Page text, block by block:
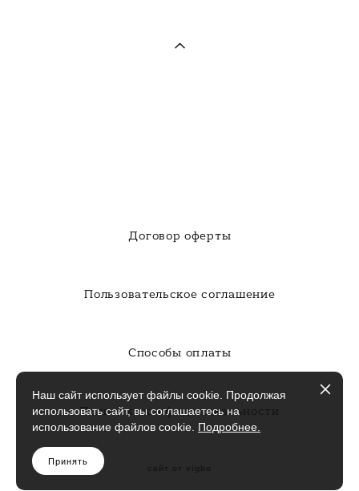
Договор оферты
Пользовательское соглашение
Способы оплаты
Политика конфиденциальности
Наш сайт использует файлы cookie. Продолжая
использовать сайт, вы соглашаетесь на
использование файлов cookie. Подробнее.
Принять